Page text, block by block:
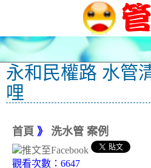
永和民權路 水管
哩
首頁 》 洗水管 案例
觀看次數：6647